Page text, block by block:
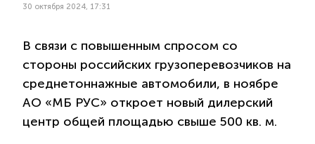
30 октября 2024, 17:31
В связи с повышенным спросом со
стороны российских грузоперевозчиков на
среднетоннажные автомобили, в ноябре
АО «МБ РУС» откроет новый дилерский
центр общей площадью свыше 500 кв. м.